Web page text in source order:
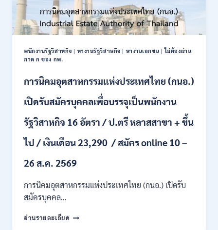
พนักงาน
ราชการ
22
อัตรา
ปวส.
หลาย
/
เดือน
/
ต้อง
ก
พนักงานรัฐวิสาหกิจ | หางานรัฐวิสาหกิจ | หางานเอกชน |ไม่ต้องผ่าน
ภาค ก ของ กพ.
การนิคมอุตสาหกรรมแห่งประเทศไทย (กนอ.)
เปิดรับสมัครบุคคลเพื่อบรรจุเป็นพนักงาน
รัฐวิสาหกิจ 16 อัตรา / ป.ตรี หลาสสาขา + ขึ้น
ไป / เงินเดือน 23,290 / สมัคร online 10 –
26 ส.ค. 2569
การนิคมอุตสาหกรรมแห่งประเทศไทย (กนอ.) เปิดรับ
สมัครบุคคล…
อ่านรายละเอียด การ